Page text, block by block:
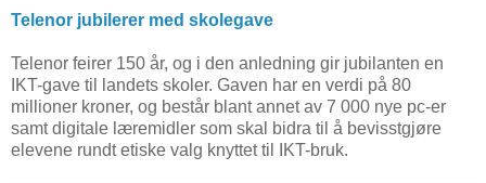
Telenor jubilerer med skolegave
Telenor feirer 150 år, og i den anledning gir jubilanten en
IKT-gave til landets skoler. Gaven har en verdi på 80
millioner kroner, og består blant annet av 7 000 nye pc-er
samt digitale læremidler som skal bidra til å bevisstgjøre
elevene rundt etiske valg knyttet til IKT-bruk.